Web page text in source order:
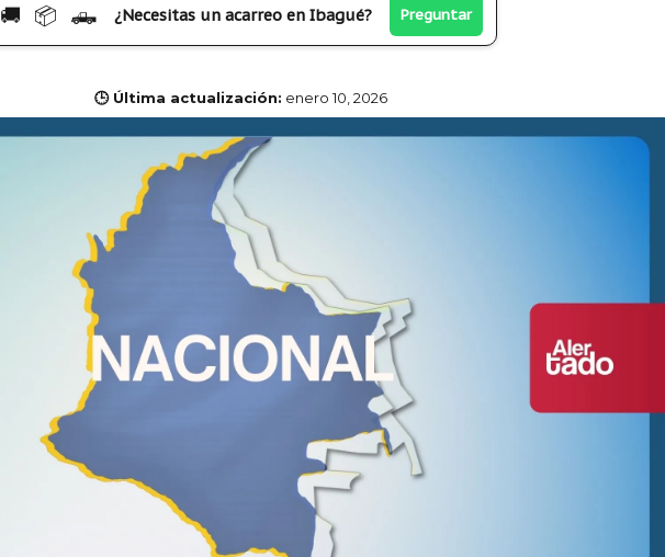
🚚 📦 🛻 ¿Necesitas un acarreo en Ibagué? Preguntar
🕒 Última actualización: enero 10, 2026